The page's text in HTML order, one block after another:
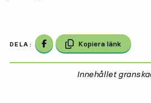
DELA: Dela på Facebook
Kopiera länk
Innehållet